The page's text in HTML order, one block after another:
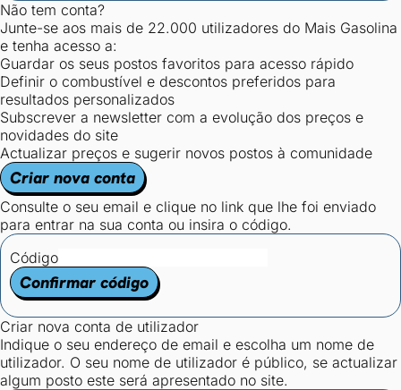
Não tem conta?
Junte-se aos mais de 22.000 utilizadores do Mais Gasolina
e tenha acesso a:
Guardar os seus postos favoritos para acesso rápido
Definir o combustível e descontos preferidos para
resultados personalizados
Subscrever a newsletter com a evolução dos preços e
novidades do site
Actualizar preços e sugerir novos postos à comunidade
Criar nova conta
Consulte o seu email e clique no link que lhe foi enviado
para entrar na sua conta ou insira o código.
Código
Confirmar código
Criar nova conta de utilizador
Indique o seu endereço de email e escolha um nome de
utilizador. O seu nome de utilizador é público, se actualizar
algum posto este será apresentado no site.